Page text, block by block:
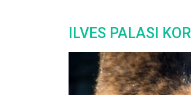
ILVES PALASI